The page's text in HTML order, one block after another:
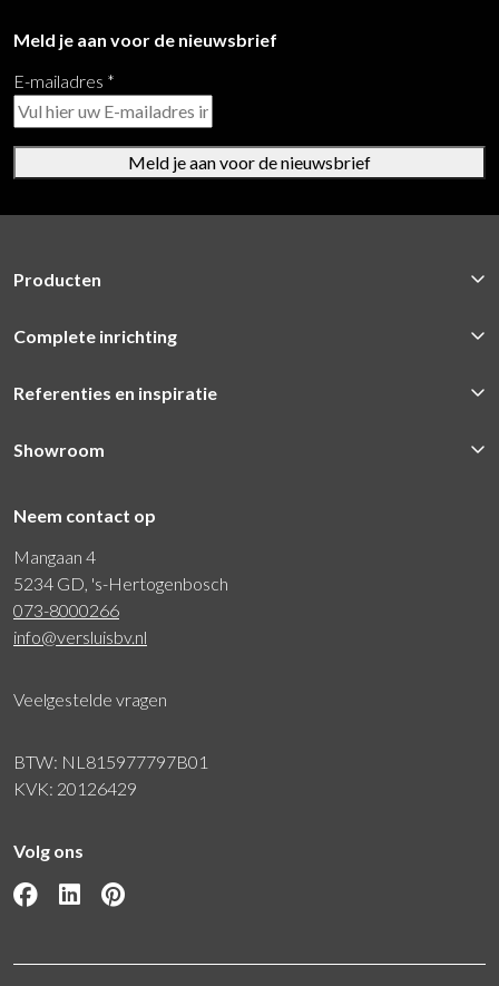
Meld je aan voor de nieuwsbrief
E-mailadres *
Meld je aan voor de nieuwsbrief
Producten
Complete inrichting
Referenties en inspiratie
Showroom
Neem contact op
Mangaan 4
5234 GD, 's-Hertogenbosch
073-8000266
info@versluisbv.nl
Veelgestelde vragen
BTW: NL815977797B01
KVK: 20126429
Volg ons